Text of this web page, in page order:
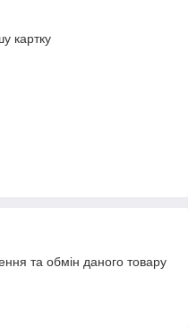
картку
та обмін даного товару